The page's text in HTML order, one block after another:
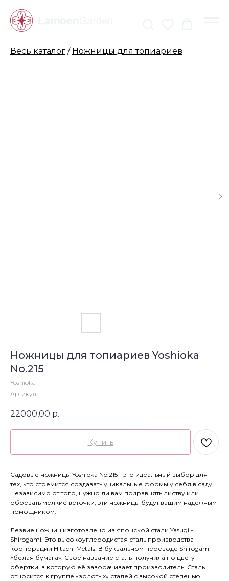
Весь каталог / Ножницы для топиариев
Ножницы для топиариев Yoshioka
No.215
Yoshioka
Артикул:
22000,00 р.
Купить
Садовые ножницы Yoshioka No.215 - это идеальный выбор для
тех, кто стремится создавать уникальные формы у себя в саду.
Независимо от того, нужно ли вам подравнять листву или
обрезать мелкие веточки, эти ножницы будут вашим надежным
помощником.
Лезвие ножниц изготовлено из японской стали Yasugi -
Shirogami. Это высокоуглеродистая сталь производства
корпорации Hitachi Metals. В буквальном переводе Shirogami
«белая бумага». Свое название сталь получила по цвету
обертки, в которую её заворачивает производитель. Сталь
относится к группе «золотых» сталей с высокой степенью